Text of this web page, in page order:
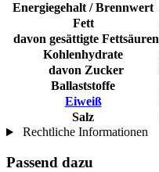
Energiegehalt / Brennwert
Fett
davon gesättigte Fettsäuren
Kohlenhydrate
davon Zucker
Ballaststoffe
Eiweiß
Salz
Rechtliche Informationen
Passend dazu